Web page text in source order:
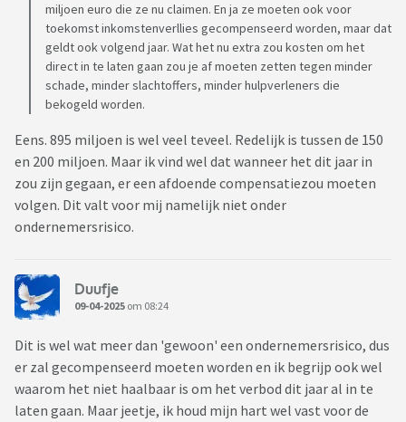
miljoen euro die ze nu claimen. En ja ze moeten ook voor
toekomst inkomstenverllies gecompenseerd worden, maar dat
geldt ook volgend jaar. Wat het nu extra zou kosten om het
direct in te laten gaan zou je af moeten zetten tegen minder
schade, minder slachtoffers, minder hulpverleners die
bekogeld worden.
Eens. 895 miljoen is wel veel teveel. Redelijk is tussen de 150
en 200 miljoen. Maar ik vind wel dat wanneer het dit jaar in
zou zijn gegaan, er een afdoende compensatiezou moeten
volgen. Dit valt voor mij namelijk niet onder
ondernemersrisico.
Duufje
09-04-2025 om 08:24
Dit is wel wat meer dan 'gewoon' een ondernemersrisico, dus
er zal gecompenseerd moeten worden en ik begrijp ook wel
waarom het niet haalbaar is om het verbod dit jaar al in te
laten gaan. Maar jeetje, ik houd mijn hart wel vast voor de